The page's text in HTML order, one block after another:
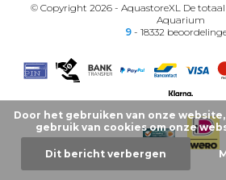
© Copyright 2026 - AquastoreXL De totaal
Aquarium
9 - 18332
Door het gebruiken van onze
gebruik van cookies om onze
Dit bericht verbergen